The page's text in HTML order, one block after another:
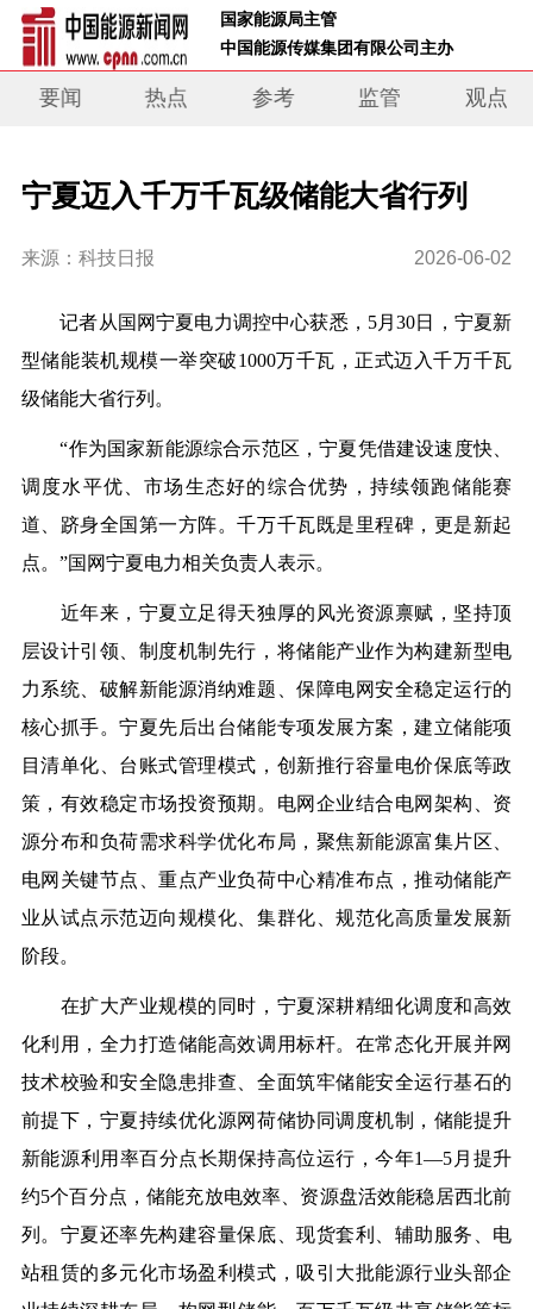
国家能源局主管
中国能源传媒集团有限公司主办
要闻 热点 参考 监管 观点
宁夏迈入千万千瓦级储能大省行列
来源：科技日报 2026-06-02
记者从国网宁夏电力调控中心获悉，5月30日，宁夏新
型储能装机规模一举突破1000万千瓦，正式迈入千万千瓦
级储能大省行列。
“作为国家新能源综合示范区，宁夏凭借建设速度快、
调度水平优、市场生态好的综合优势，持续领跑储能赛
道、跻身全国第一方阵。千万千瓦既是里程碑，更是新起
点。”国网宁夏电力相关负责人表示。
近年来，宁夏立足得天独厚的风光资源禀赋，坚持顶
层设计引领、制度机制先行，将储能产业作为构建新型电
力系统、破解新能源消纳难题、保障电网安全稳定运行的
核心抓手。宁夏先后出台储能专项发展方案，建立储能项
目清单化、台账式管理模式，创新推行容量电价保底等政
策，有效稳定市场投资预期。电网企业结合电网架构、资
源分布和负荷需求科学优化布局，聚焦新能源富集片区、
电网关键节点、重点产业负荷中心精准布点，推动储能产
业从试点示范迈向规模化、集群化、规范化高质量发展新
阶段。
在扩大产业规模的同时，宁夏深耕精细化调度和高效
化利用，全力打造储能高效调用标杆。在常态化开展并网
技术校验和安全隐患排查、全面筑牢储能安全运行基石的
前提下，宁夏持续优化源网荷储协同调度机制，储能提升
新能源利用率百分点长期保持高位运行，今年1—5月提升
约5个百分点，储能充放电效率、资源盘活效能稳居西北前
列。宁夏还率先构建容量保底、现货套利、辅助服务、电
站租赁的多元化市场盈利模式，吸引大批能源行业头部企